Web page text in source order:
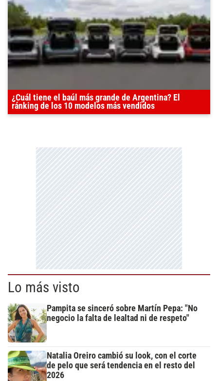
¿Cuál tiene el baúl más grande de Argentina? El
ránking de los 10 modelos más vendidos
Lo más visto
Pampita se sinceró sobre Martín Pepa: "No
negocio la falta de lealtad ni de respeto"
Natalia Oreiro cambió su look, con el corte
de pelo que será tendencia en el resto del
2026